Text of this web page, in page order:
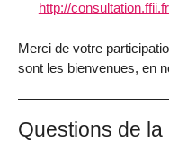
http://
Merci de votre
sont les bienvenues, en
Questions de